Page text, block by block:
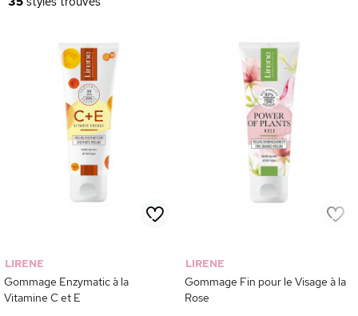
LIRENE
Gommage Enzymatic à la
Vitamine C et E
LIRENE
Gommage Fin pour le Visage à la
Rose